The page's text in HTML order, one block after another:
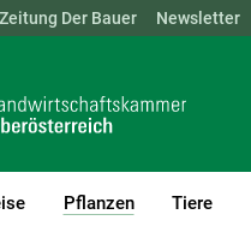
BGLD KTN NÖ OÖ
Der Bauer Newsletter
Pflanzen
(current)1
Tiere